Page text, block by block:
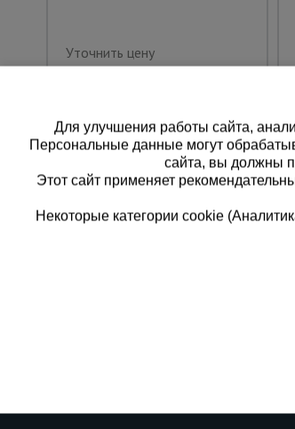
Уточнить цену
Для улучшения работы сайта,
Персональные данные могут
сайта, вы должны
Этот сайт применяет
Некоторые категории cookie